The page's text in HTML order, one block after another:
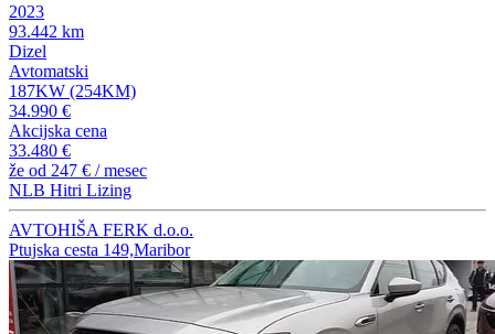
2023
93.442 km
Dizel
Avtomatski
187KW (254KM)
34.990 €
Akcijska cena
33.480 €
že od 247 € / mesec
NLB Hitri Lizing
AVTOHIŠA FERK d.o.o.
Ptujska cesta 149,Maribor